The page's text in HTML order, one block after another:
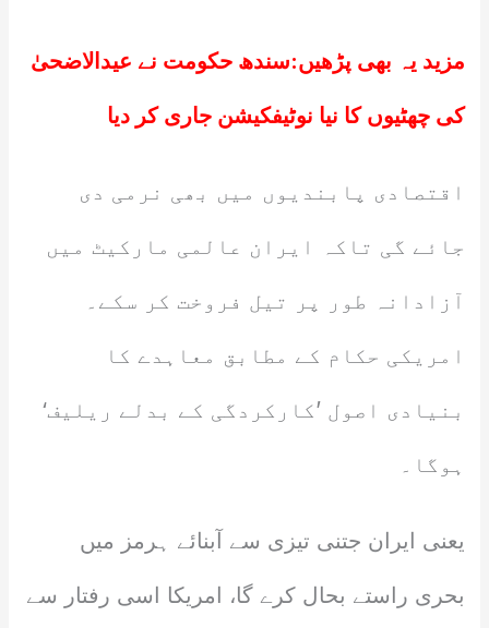
مزید یہ بھی پڑھیں:سندھ حکومت نے عیدالاضحیٰ
کی چھٹیوں کا نیا نوٹیفکیشن جاری کر دیا
اقتصادی پابندیوں میں بھی نرمی دی
جائے گی تاکہ ایران عالمی مارکیٹ میں
آزادانہ طور پر تیل فروخت کر سکے۔
امریکی حکام کے مطابق معاہدے کا
بنیادی اصول ’کارکردگی کے بدلے ریلیف‘
ہوگا۔
یعنی ایران جتنی تیزی سے آبنائے ہرمز میں
بحری راستے بحال کرے گا، امریکا اسی رفتار سے